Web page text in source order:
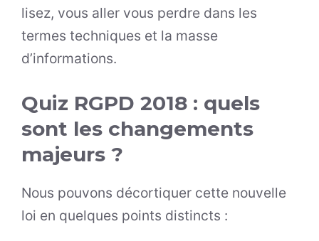
lisez, vous aller vous perdre dans les
termes techniques et la masse
d’informations.
Quiz RGPD 2018 : quels
sont les changements
majeurs ?
Nous pouvons décortiquer cette nouvelle
loi en quelques points distincts :